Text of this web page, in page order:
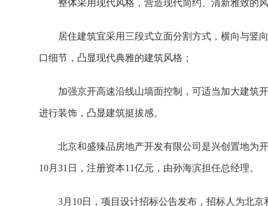
整体采用现代风格，营造现代简约、清新雅致的
居住建筑宜采用三段式立面分割方式，横向与竖
口细节，凸显现代典雅的建筑风格；
加强京开高速沿线山墙面控制，可适当加大建筑
进行装饰，凸显建筑挺拔感。
北京和盛臻品房地产开发有限公司是兴创置地为
10月31日，注册资本11亿元，由孙海滨担任总经理。
3月10日，项目设计招标公告发布，招标人为北